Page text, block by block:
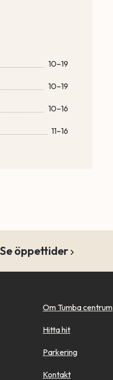
10–19
10–19
10–16
11–16
Se öppettider
Om Tumba centrum
Hitta hit
Parkering
Kontakt